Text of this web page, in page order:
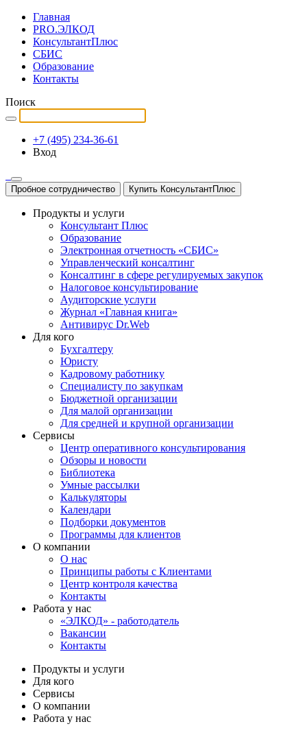
Главная
PRO.ЭЛКОД
КонсультантПлюс
СБИС
Образование
Контакты
Поиск
+7 (495) 234-36-61
Вход
Пробное сотрудничество Купить КонсультантПлюс
Продукты и услуги
Консультант Плюс
Образование
Электронная отчетность «СБИС»
Управленческий консалтинг
Консалтинг в сфере регулируемых закупок
Налоговое консультирование
Аудиторские услуги
Журнал «Главная книга»
Антивирус Dr.Web
Для кого
Бухгалтеру
Юристу
Кадровому работнику
Специалисту по закупкам
Бюджетной организации
Для малой организации
Для средней и крупной организации
Сервисы
Центр оперативного консультирования
Обзоры и новости
Библиотека
Умные рассылки
Калькуляторы
Календари
Подборки документов
Программы для клиентов
О компании
О нас
Принципы работы с Клиентами
Центр контроля качества
Контакты
Работа у нас
«ЭЛКОД» - работодатель
Вакансии
Контакты
Продукты и услуги
Для кого
Сервисы
О компании
Работа у нас